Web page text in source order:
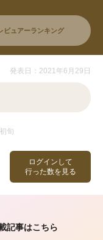
ビュアーランキング
ログインして
行った数を見る
発表日：2021年6月29日
旬
記事はこちら